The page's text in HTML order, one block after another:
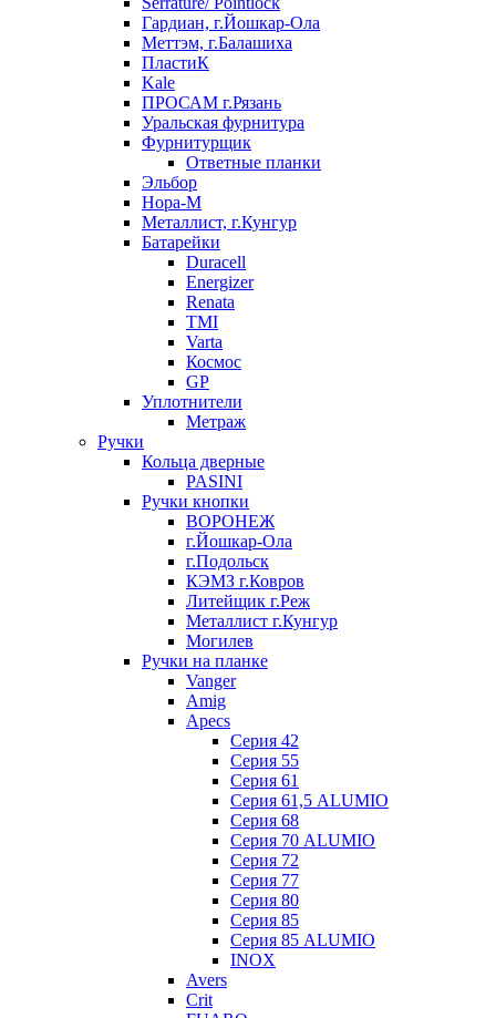
Гардиан, г.Йошкар-Ола
Меттэм, г.Балашиха
ПластиК
Kale
ПРОСАМ г.Рязань
Уральская фурнитура
Фурнитурщик
Ответные планки
Эльбор
Нора-М
Металлист, г.Кунгур
Батарейки
Duracell
Energizer
Renata
TMI
Varta
Космос
GP
Уплотнители
Метраж
Ручки
Кольца дверные
PASINI
Ручки кнопки
ВОРОНЕЖ
г.Йошкар-Ола
г.Подольск
КЭМЗ г.Ковров
Литейщик г.Реж
Металлист г.Кунгур
Могилев
Ручки на планке
Vanger
Amig
Apecs
Серия 42
Серия 55
Серия 61
Серия 61,5 ALUMIO
Серия 68
Серия 70 ALUMIO
Серия 72
Серия 77
Серия 80
Серия 85
Серия 85 ALUMIO
INOX
Avers
Crit